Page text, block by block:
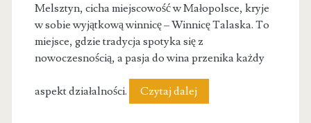
Melsztyn, cicha miejscowość w Małopolsce, kryje
w sobie wyjątkową winnicę – Winnicę Talaska. To
miejsce, gdzie tradycja spotyka się z
nowoczesnością, a pasja do wina przenika każdy
aspekt działalności. Czytaj dalejWinnica